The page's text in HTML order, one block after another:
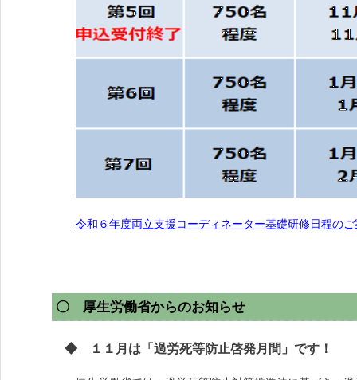
令和６年度両立支援コーディネーター基礎研修日程の
〇 厚生労働省からのお知らせ
◆ １１月は「過労死等防止啓発月間」です！